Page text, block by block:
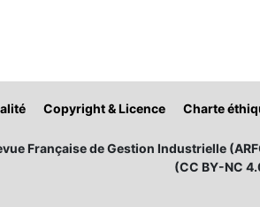
Copyright & Licence Charte
Française de Gestion Industrielle
(CC BY-NC